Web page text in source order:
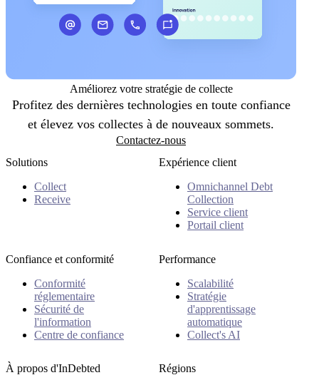
Améliorez votre stratégie de collecte
Profitez des dernières technologies en toute confiance
et élevez vos collectes à de nouveaux sommets.
Contactez-nous
Solutions
Collect
Receive
Expérience client
Omnichannel Debt
Collection
Service client
Portail client
Confiance et conformité
Conformité
réglementaire
Sécurité de
l'information
Centre de confiance
Performance
Scalabilité
Stratégie
d'apprentissage
automatique
Collect's AI
À propos d'InDebted
Régions